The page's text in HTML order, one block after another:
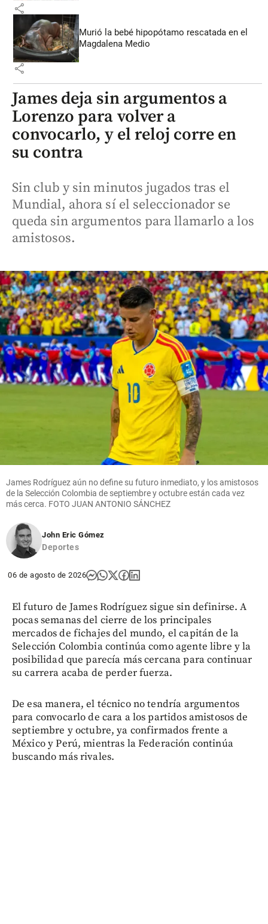
share
Murió la bebé hipopótamo rescatada en el
Magdalena Medio
share
James deja sin argumentos a
Lorenzo para volver a
convocarlo, y el reloj corre en
su contra
Sin club y sin minutos jugados tras el
Mundial, ahora sí el seleccionador se
queda sin argumentos para llamarlo a los
amistosos.
James Rodríguez aún no define su futuro inmediato, y los amistosos
de la Selección Colombia de septiembre y octubre están cada vez
más cerca. FOTO JUAN ANTONIO SÁNCHEZ
John Eric Gómez
Deportes
06 de agosto de 2026
El futuro de James Rodríguez sigue sin definirse. A
pocas semanas del cierre de los principales
mercados de fichajes del mundo, el capitán de la
Selección Colombia continúa como agente libre y la
posibilidad que parecía más cercana para continuar
su carrera acaba de perder fuerza.
De esa manera, el técnico no tendría argumentos
para convocarlo de cara a los partidos amistosos de
septiembre y octubre, ya confirmados frente a
México y Perú, mientras la Federación continúa
buscando más rivales.